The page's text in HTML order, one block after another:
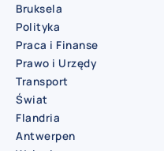
Bruksela
Polityka
Praca i Finanse
Prawo i Urzędy
Transport
Świat
Flandria
Antwerpen